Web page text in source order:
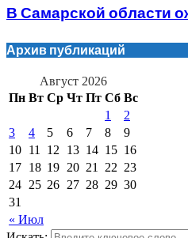
В Самарской области
Архив публикаций
Август 2026
Пн Вт Ср Чт Пт Сб Вс
« Июл
1
2
3
4 5 6 7 8
9
10 11 12 13 14 15 16
17 18 19 20 21 22 23
24 25 26 27 28 29 30
31